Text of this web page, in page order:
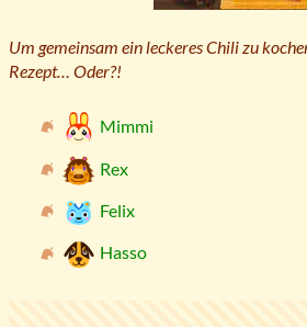
Um gemeinsam ein leckeres Chili zu
Rezept… Oder?!
Mimmi
Rex
Felix
Hasso